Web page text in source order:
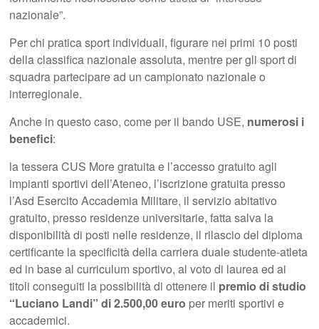
nazionale”.
Per chi pratica sport individuali, figurare nei primi 10 posti
della classifica nazionale assoluta, mentre per gli sport di
squadra partecipare ad un campionato nazionale o
interregionale.
Anche in questo caso, come per il bando USE, numerosi i
benefici:
la tessera CUS More gratuita e l’accesso gratuito agli
impianti sportivi dell’Ateneo, l’iscrizione gratuita presso
l’Asd Esercito Accademia Militare, il servizio abitativo
gratuito, presso residenze universitarie, fatta salva la
disponibilità di posti nelle residenze, il rilascio del diploma
certificante la specificità della carriera duale studente-atleta
ed in base al curriculum sportivo, al voto di laurea ed ai
titoli conseguiti la possibilità di ottenere il premio di studio
“Luciano Landi” di 2.500,00 euro per meriti sportivi e
accademici.